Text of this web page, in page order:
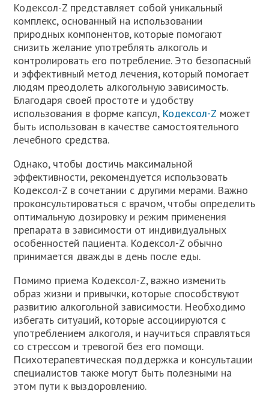
Кодексол-Z представляет собой уникальный
комплекс, основанный на использовании
природных компонентов, которые помогают
снизить желание употреблять алкоголь и
контролировать его потребление. Это безопасный
и эффективный метод лечения, который помогает
людям преодолеть алкогольную зависимость.
Благодаря своей простоте и удобству
использования в форме капсул, Кодексол-Z может
быть использован в качестве самостоятельного
лечебного средства.
Однако, чтобы достичь максимальной
эффективности, рекомендуется использовать
Кодексол-Z в сочетании с другими мерами. Важно
проконсультироваться с врачом, чтобы определить
оптимальную дозировку и режим применения
препарата в зависимости от индивидуальных
особенностей пациента. Кодексол-Z обычно
принимается дважды в день после еды.
Помимо приема Кодексол-Z, важно изменить
образ жизни и привычки, которые способствуют
развитию алкогольной зависимости. Необходимо
избегать ситуаций, которые ассоциируются с
употреблением алкоголя, и научиться справляться
со стрессом и тревогой без его помощи.
Психотерапевтическая поддержка и консультации
специалистов также могут быть полезными на
этом пути к выздоровлению.